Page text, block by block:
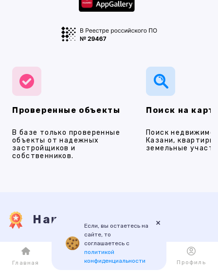
Проверенные объекты
В базе только проверенные
объекты от надежных
застройщиков и
собственников.
Поиск на
Поиск
Казани,
земельные
Наши услуги
ПРОДАЖА АРЕНДА НОВОСТРОЙКИ ИПОТЕКА
Если, вы остаетесь на
сайте, то
соглашаетесь с
политикой
конфиденциальности
×
Главная Каталог Избранное Профиль